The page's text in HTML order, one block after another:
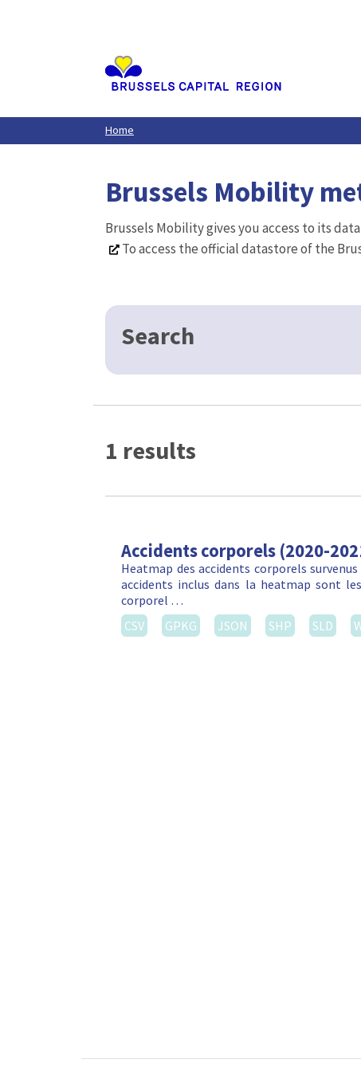
Home
Brussels Mobility
Brussels Mobility gives you access to its
To access the official datastore of the
Search
1 results
Accidents corporels (2020-
Heatmap des accidents corporels
accidents inclus dans la heatmap sont
corporel …
CSV
GPKG JSON SHP SLD